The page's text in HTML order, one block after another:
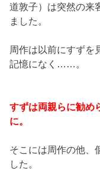
道敦子）は突然の来
ました。
周作は以前にすずを
記憶になく……。
すずは両親らに勧め
に。
そこには周作の他、
した。